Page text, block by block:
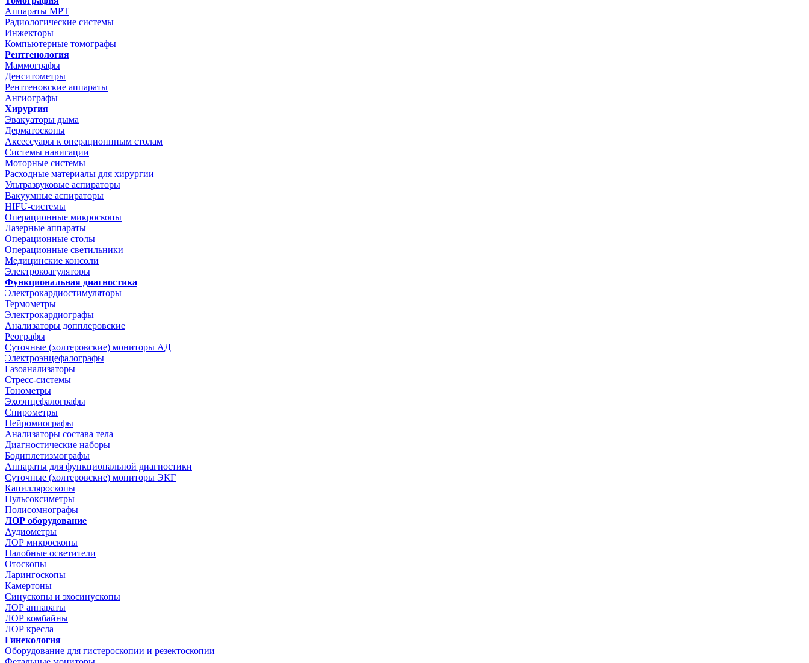
Аппараты МРТ
Радиологические системы
Инжекторы
Компьютерные томографы
Рентгенология
Маммографы
Денситометры
Рентгеновские аппараты
Ангиографы
Хирургия
Эвакуаторы дыма
Дерматоскопы
Аксессуары к операционнным столам
Системы навигации
Моторные системы
Расходные материалы для хирургии
Ультразвуковые аспираторы
Вакуумные аспираторы
HIFU-системы
Операционные микроскопы
Лазерные аппараты
Операционные столы
Операционные светильники
Медицинские консоли
Электрокоагуляторы
Функциональная диагностика
Электрокардиостимуляторы
Термометры
Электрокардиографы
Анализаторы допплеровские
Реографы
Суточные (холтеровские) мониторы АД
Электроэнцефалографы
Газоанализаторы
Стресс-системы
Тонометры
Эхоэнцефалографы
Спирометры
Нейромиографы
Анализаторы состава тела
Диагностические наборы
Бодиплетизмографы
Аппараты для функциональной диагностики
Суточные (холтеровские) мониторы ЭКГ
Капилляроскопы
Пульсоксиметры
Полисомнографы
ЛОР оборудование
Аудиометры
ЛОР микроскопы
Налобные осветители
Отоскопы
Ларингоскопы
Камертоны
Синускопы и эхосинускопы
ЛОР аппараты
ЛОР комбайны
ЛОР кресла
Гинекология
Оборудование для гистероскопии и резектоскопии